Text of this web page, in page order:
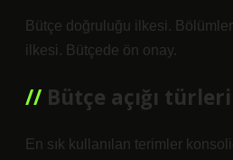
Bütçe doğruluğu ilkesi.
ilkesi. Bütçede ön onay.
Bütçe açığı
En sık kullanılan terimler